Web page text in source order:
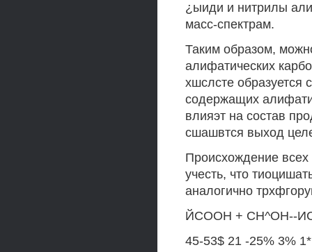
¿ыиди и нитрилы
масс-спектрам.
Таким образом,
алифатических
хшслсте образуется
содержащих
влияэт на состав
сшашвтся выход
Происхождение
учесть, что
аналогично
ЙСООН + СН^ОН--
45-53$ 21 -25% 3% 1*